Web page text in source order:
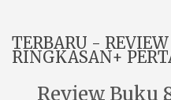
TERBARU -
RINGKASAN+
Review Buku